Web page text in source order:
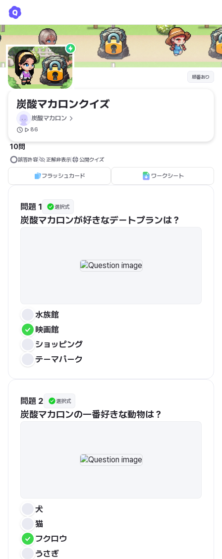
順番あり
炭酸マカロンクイズ
炭酸マカロン
86
10問
誤答許容 正解非表示 公開クイズ
フラッシュカード ワークシート
問題 1 選択式
炭酸マカロンが好きなデートプランは？
水族館
映画館
ショッピング
テーマパーク
問題 2 選択式
炭酸マカロンの一番好きな動物は？
犬
猫
フクロウ
うさぎ